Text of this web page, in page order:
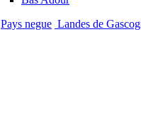
Pays negue Landes de